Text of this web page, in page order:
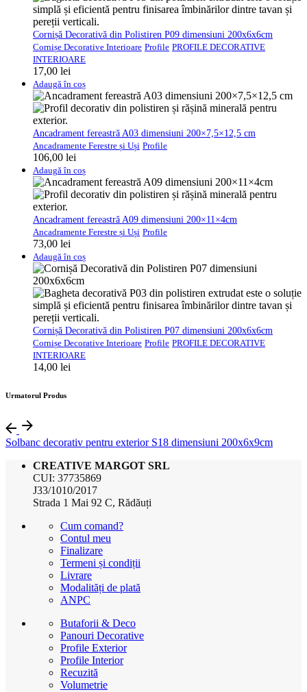
Cornișă Decorativă din Polistiren P09 dimensiuni 200x6x6cm
Cornișe Decorative Interioare Profile PROFILE DECORATIVE
INTERIOARE
17,00 lei
Adaugă în coș
Ancadrament fereastră A03 dimensiuni 200×7,5×12,5 cm
Ancadramente Ferestre și Uși Profile
106,00 lei
Adaugă în coș
Ancadrament fereastră A09 dimensiuni 200×11×4cm
Ancadramente Ferestre și Uși Profile
73,00 lei
Adaugă în coș
Cornișă Decorativă din Polistiren P07 dimensiuni 200x6x6cm
Cornișe Decorative Interioare Profile PROFILE DECORATIVE
INTERIOARE
14,00 lei
Urmatorul Produs
Solbanc decorativ pentru exterior S18 dimensiuni 200x6x9cm
CREATIVE MARGOT SRL
CUI: 37735869
J33/1010/2017
Strada 1 Mai 92 C, Rădăuți
Cum comand?
Contul meu
Finalizare
Termeni și condiții
Livrare
Modalități de plată
ANPC
Butaforii & Deco
Panouri Decorative
Profile Exterior
Profile Interior
Recuzită
Volumetrie